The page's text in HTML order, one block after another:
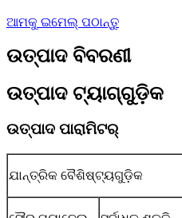
ଆମକୁ ଇମେଲ୍ ପଠାନ୍ତୁ
ଉତ୍ପାଦ ବିବରଣୀ
ଉତ୍ପାଦ ଟ୍ୟାଗ୍‌ଗୁଡ଼ିକ
ଉତ୍ପାଦ ପାରାମିଟର୍
ଯାନ୍ତ୍ରିକ ବୈଶିଷ୍ଟ୍ୟଗୁଡ଼ିକ